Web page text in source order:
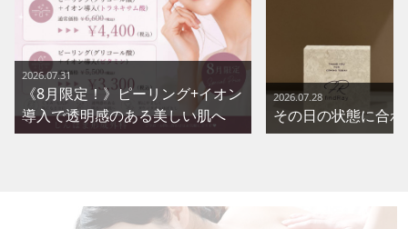
2026.07.31
《8月限定！》ピーリング+イオン
導入で透明感のある美しい肌へ
2026.07.28
その日の状態に合